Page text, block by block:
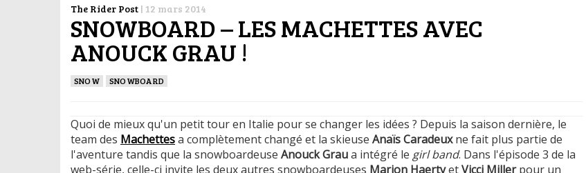
The Rider Post | 12 mars 2014
SNOWBOARD – LES MACHETTES AVEC
ANOUCK GRAU !
SNOW SNOWBOARD
Quoi de mieux qu'un petit tour en Italie pour se changer les idées ? Depuis la saison dernière, le
team des Machettesa complètement changé et la skieuse Anaïs Caradeuxne fait plus partie de
l'aventure tandis que la snowboardeuse Anouck Graua intégré le girl band. Dans l'épisode 3 de la
web-série, celle-ci invite les deux autres snowboardeuses Marion HaertyetVicci Millerpour un